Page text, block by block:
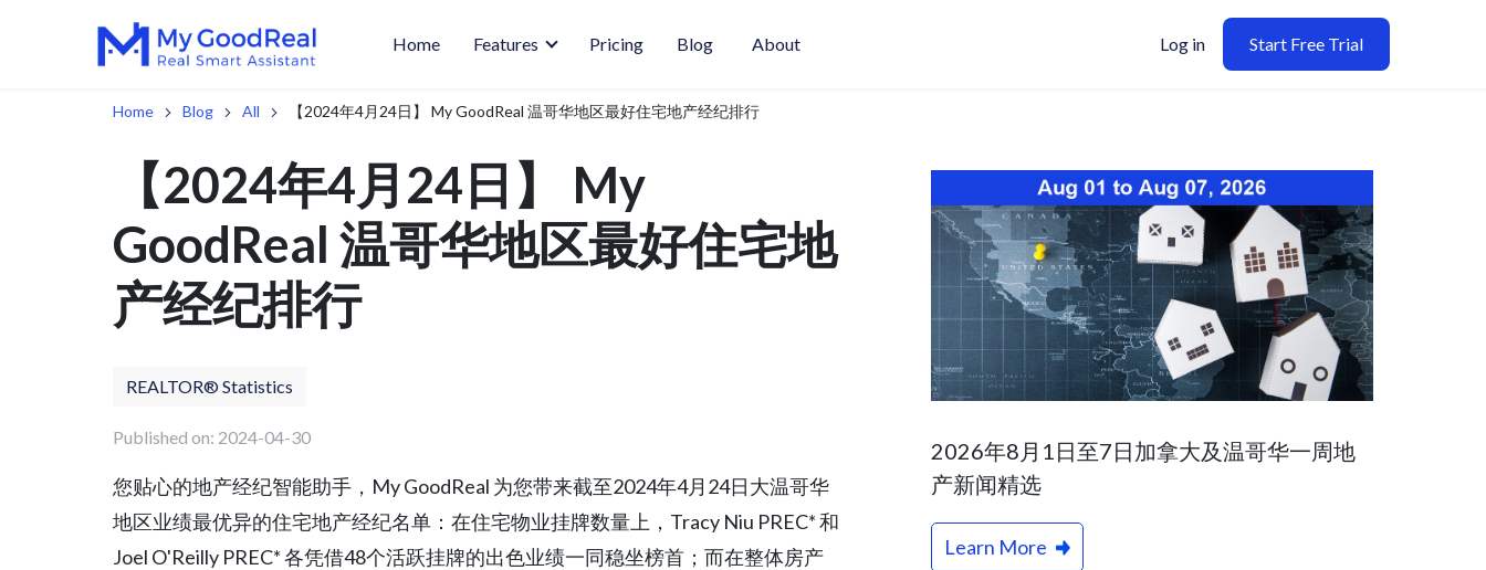
Home Features Pricing Blog About Log in Start Free Trial
Home Blog All 【2024年4月24日】 My GoodReal 温哥华地区最好住宅地产经纪排行
【2024年4月24日】 My
GoodReal 温哥华地区最好住宅地
产经纪排行
REALTOR® Statistics
Published on: 2024-04-30
您贴心的地产经纪智能助手，My GoodReal 为您带来截至2024年4月24日大温哥华
地区业绩最优异的住宅地产经纪名单：在住宅物业挂牌数量上，Tracy Niu PREC* 和
Joel O'Reilly PREC* 各凭借48个活跃挂牌的出色业绩一同稳坐榜首；而在整体房产
2026年8月1日至7日加拿大及温哥华一周地
产新闻精选
Learn More